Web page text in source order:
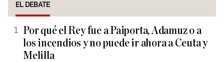
EL DEBATE
Por qué el Rey fue a Paiporta, Adamuz o a
los incendios y no puede ir ahora a Ceuta y
Melilla